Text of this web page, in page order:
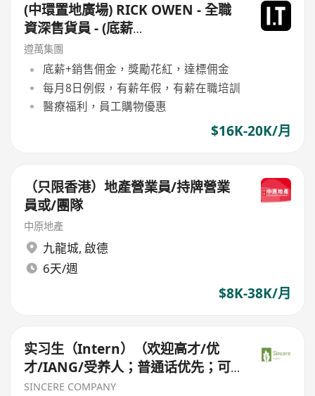
(中環置地廣場) RICK OWEN - 全職
資深售貨員 - (底薪
$16,500-$17,500+佣+勤工$500)
+每月8日例假
遵萬集團
底薪+銷售佣金，獎勵花紅，達標佣金
每月8日例假，有薪年假，有薪在職培訓
醫療福利，員工購物優惠
$16K-20K/月
（只限香港）地產營業員/持牌營業
員或/團隊
中原地產
九龍城, 啟德
6天/週
$8K-38K/月
实习生（Intern）（欢迎高才/优
才/IANG/受养人；普通话优先；可
转正/续签）
SINCERE COMPANY